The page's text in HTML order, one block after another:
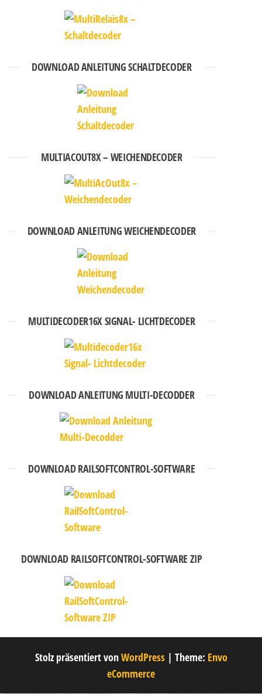
DOWNLOAD ANLEITUNG SCHALTDECODER
MULTIACOUT8X – WEICHENDECODER
DOWNLOAD ANLEITUNG WEICHENDECODER
MULTIDECODER16X SIGNAL- LICHTDECODER
DOWNLOAD ANLEITUNG MULTI-DECODDER
DOWNLOAD RAILSOFTCONTROL-SOFTWARE
DOWNLOAD RAILSOFTCONTROL-SOFTWARE ZIP
Stolz präsentiert vonWordPress | Theme: Envo
eCommerce